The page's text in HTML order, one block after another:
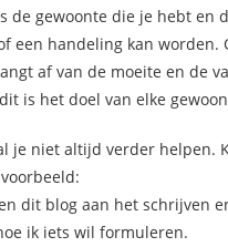
de gewoonte die je hebt en
een handeling kan worden.
af van de moeite en de
dit is het doel van elke
je niet altijd verder helpen.
dit blog aan het schrijven
ik iets wil formuleren.